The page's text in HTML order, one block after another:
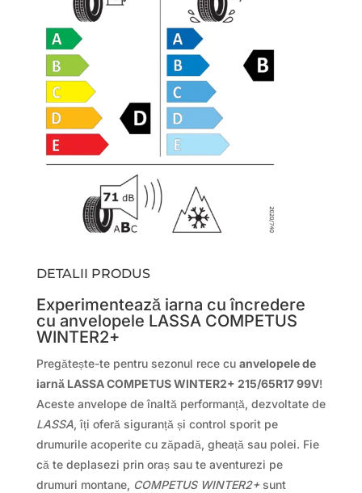
DETALII PRODUS
Experimentează iarna cu încredere
cu anvelopele LASSA COMPETUS
WINTER2+
Pregătește-te pentru sezonul rece cu anvelopele de
iarnă LASSA COMPETUS WINTER2+ 215/65R17 99V!
Aceste anvelope de înaltă performanță, dezvoltate de
LASSA, îți oferă siguranță și control sporit pe
drumurile acoperite cu zăpadă, gheață sau polei. Fie
că te deplasezi prin oraș sau te aventurezi pe
drumuri montane, COMPETUS WINTER2+sunt